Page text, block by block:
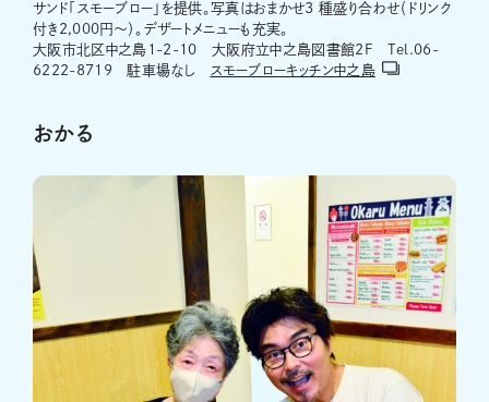
サンド「スモーブロー」を提供。写真はおまかせ3 種盛り合わせ（ドリンク
付き2,000円～）。デザートメニューも充実。
大阪市北区中之島1-2-10 大阪府立中之島図書館2F Tel.06-
6222-8719 駐車場なし
スモーブローキッチン中之島
おかる